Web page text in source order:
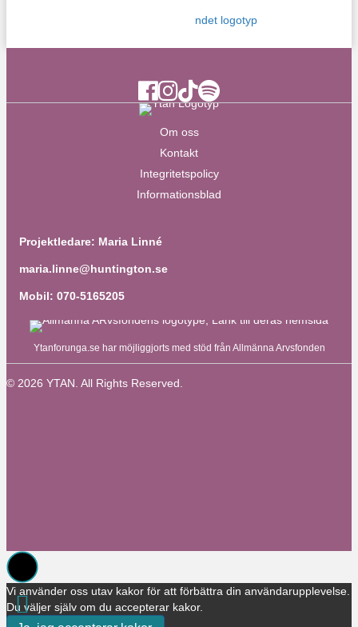
Ytan Facebook
Ytan Instagram
Ytan TikTok
Ytan Spotify
Om oss
Kontakt
Integritetspolicy
Informationsblad
Projektledare: Maria Linné
maria.linne@huntington.se
Mobil: 070-5165205
Ytanforunga.se har möjliggjorts med stöd från Allmänna Arvsfonden
© 2026 YTAN. All Rights Reserved.
Vi använder oss utav kakor för att förbättra din användarupplevelse.
Du väljer själv om du accepterar kakor.